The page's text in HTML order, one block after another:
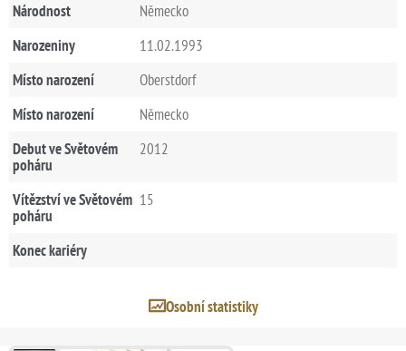
Národnost
Německo
Narozeniny
11.02.1993
Místo narození
Oberstdorf
Místo narození
Německo
Debut ve Světovém
poháru
2012
Vítězství ve Světovém
poháru
15
Konec kariéry
Osobní statistiky